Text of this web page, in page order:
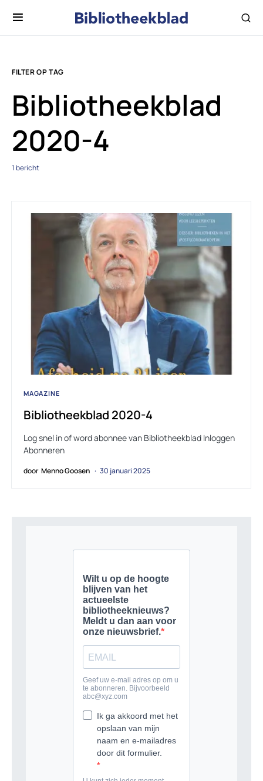
FILTER OP TAG
Bibliotheekblad
2020-4
1 bericht
MAGAZINE
Bibliotheekblad 2020-4
Log snel in of word abonnee van Bibliotheekblad Inloggen
Abonneren
door Menno Goosen 30 januari 2025